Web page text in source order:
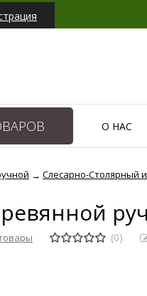
О НАС
→ Слесарно-Столярный
(0)